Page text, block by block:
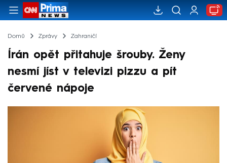
Domů Zprávy Zahraničí
Írán opět přitahuje šrouby. Ženy
nesmí jíst v televizi pizzu a pít
červené nápoje